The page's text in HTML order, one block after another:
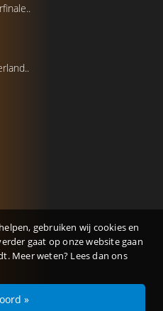
gebruiken wij cookies en
gaat op onze website gaan
Meer weten? Lees dan ons
»
doorStudioweb.nl